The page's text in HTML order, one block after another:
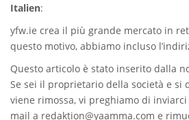
Italien:
yfw.ie crea il più grande mercato in
questo motivo, abbiamo incluso
Questo articolo è stato inserito dalla
Se sei il proprietario della società e si
viene rimossa, vi preghiamo di
mail a redaktion@yaamma.com e